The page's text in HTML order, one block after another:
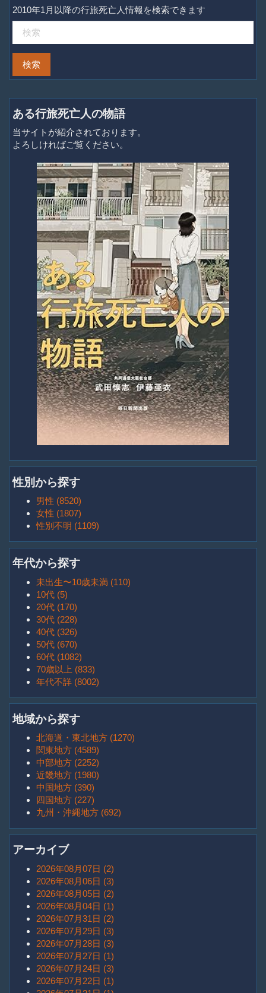
2010年1月以降の行旅死亡人情報を検索できます
ある行旅死亡人の物語
当サイトが紹介されております。
よろしければご覧ください。
性別から探す
男性 (8520)
女性 (1807)
性別不明 (1109)
年代から探す
未出生〜10歳未満 (110)
10代 (5)
20代 (170)
30代 (228)
40代 (326)
50代 (670)
60代 (1082)
70歳以上 (833)
年代不詳 (8002)
地域から探す
北海道・東北地方 (1270)
関東地方 (4589)
中部地方 (2252)
近畿地方 (1980)
中国地方 (390)
四国地方 (227)
九州・沖縄地方 (692)
アーカイブ
2026年08月07日 (2)
2026年08月06日 (3)
2026年08月05日 (2)
2026年08月04日 (1)
2026年07月31日 (2)
2026年07月29日 (3)
2026年07月28日 (3)
2026年07月27日 (1)
2026年07月24日 (3)
2026年07月22日 (1)